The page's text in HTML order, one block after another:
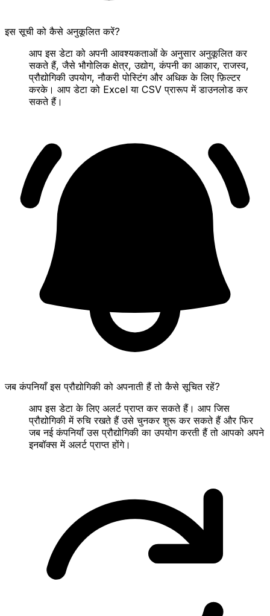
इस सूची को कैसे अनुकूलित करें?
आप इस डेटा को अपनी आवश्यकताओं के अनुसार अनुकूलित कर
सकते हैं, जैसे भौगोलिक क्षेत्र, उद्योग, कंपनी का आकार, राजस्व,
प्रौद्योगिकी उपयोग, नौकरी पोस्टिंग और अधिक के लिए फ़िल्टर
करके। आप डेटा को Excel या CSV प्रारूप में डाउनलोड कर
सकते हैं।
जब कंपनियाँ इस प्रौद्योगिकी को अपनाती हैं तो कैसे सूचित रहें?
आप इस डेटा के लिए अलर्ट प्राप्त कर सकते हैं। आप जिस
प्रौद्योगिकी में रुचि रखते हैं उसे चुनकर शुरू कर सकते हैं और फिर
जब नई कंपनियाँ उस प्रौद्योगिकी का उपयोग करती हैं तो आपको अपने
इनबॉक्स में अलर्ट प्राप्त होंगे।